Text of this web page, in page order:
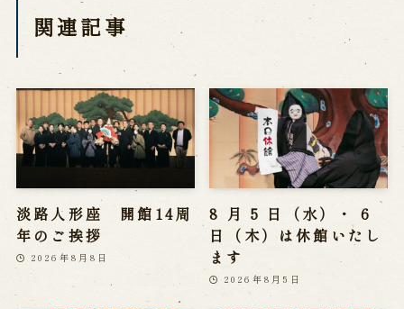
お電話でお問い合わせ
予約
WEB予約
メールフォームから予約
お電話で予約
求人情報
※株式会社うずのくに南あわじの求人情報ページへ移動します
関連記事
淡路人形座 開館14周
年のご挨拶
2026年8月8日
8 月 5 日（水）・ 6
日（木）は休館いたし
ます
2026年8月5日